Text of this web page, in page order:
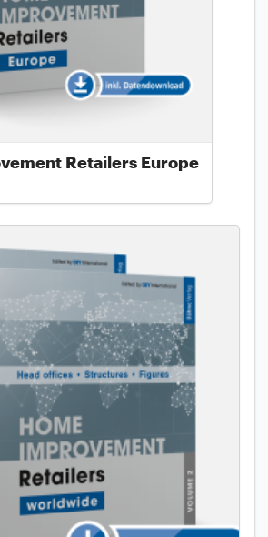
Retailers Europe